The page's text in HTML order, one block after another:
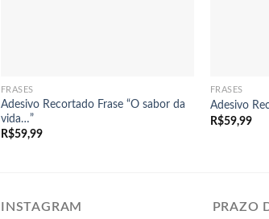
FRASES
Adesivo Recortado Frase “O sabor da
vida…”
R$59,99
FRASES
Adesivo
R$59,99
INSTAGRAM PRAZO